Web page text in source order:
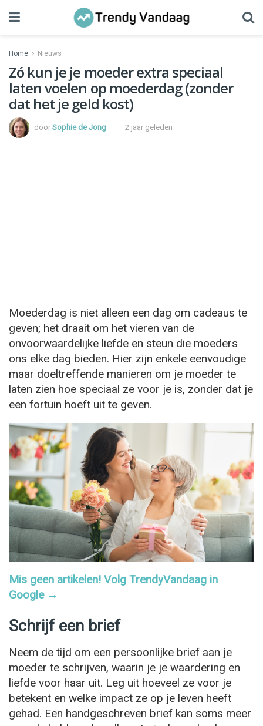
Home Nieuws
Zó kun je je moeder extra speciaal
laten voelen op moederdag (zonder
dat het je geld kost)
door Sophie de Jong 2 jaar geleden
Moederdag is niet alleen een dag om cadeaus te
geven; het draait om het vieren van de
onvoorwaardelijke liefde en steun die moeders
ons elke dag bieden. Hier zijn enkele eenvoudige
maar doeltreffende manieren om je moeder te
laten zien hoe speciaal ze voor je is, zonder dat je
een fortuin hoeft uit te geven.
Mis geen artikelen! Volg TrendyVandaag in
Google →
Schrijf een brief
Neem de tijd om een ​​persoonlijke brief aan je
moeder te schrijven, waarin je je waardering en
liefde voor haar uit. Leg uit hoeveel ze voor je
betekent en welke impact ze op je leven heeft
gehad. Een handgeschreven brief kan soms meer